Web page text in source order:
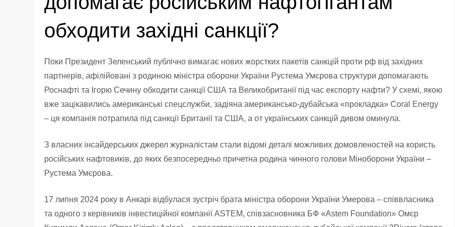
обходити західні санкції?
Поки Президент Зеленський публічно вимагає нових жорстких пакетів санкцій проти рф від західних
партнерів, афілійовані з родиною міністра оборони України Рустема Умєрова структури допомагають
Роснафті та Ігорю Сечину обходити санкції США та Великобританії під час експорту нафти? У схемі, якою
вже зацікавились американські спецслужби, задіяна американсько-дубайська «прокладка» Coral Energy
– ця компанія потрапила під санкції Британії та США, а от українських санкцій дивом оминула.
З власних інсайдерських джерел журналістам стали відомі деталі можливих домовленостей на користь
російських нафтовиків, до яких безпосередньо причетна родина чинного голови Міноборони України –
Рустема Умєрова.
17 липня 2024 року в Анкарі відбулася зустріч брата міністра оборони України Умерова – співвласника
та одного з керівників інвестиційної компанії ASTEM, співзасновника БФ «Astem Foundation» Омєр